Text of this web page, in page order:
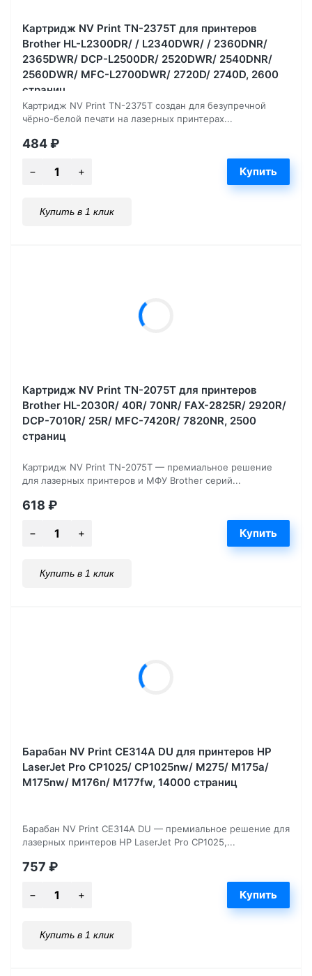
Картридж NV Print TN-2375T для принтеров
Brother HL-L2300DR/ / L2340DWR/ / 2360DNR/
2365DWR/ DCP-L2500DR/ 2520DWR/ 2540DNR/
2560DWR/ MFC-L2700DWR/ 2720D/ 2740D, 2600
страниц
Картридж NV Print TN-2375T создан для безупречной
чёрно-белой печати на лазерных принтерах...
484₽
Купить в 1 клик
Картридж NV Print TN-2075T для принтеров
Brother HL-2030R/ 40R/ 70NR/ FAX-2825R/ 2920R/
DCP-7010R/ 25R/ MFC-7420R/ 7820NR, 2500
страниц
Картридж NV Print TN-2075T — премиальное решение
для лазерных принтеров и МФУ Brother серий...
618 ₽
Купить в 1 клик
Барабан NV Print CE314A DU для принтеров HP
LaserJet Pro CP1025/ CP1025nw/ M275/ M175a/
M175nw/ M176n/ M177fw, 14000 страниц
Барабан NV Print CE314A DU — премиальное решение для
лазерных принтеров HP LaserJet Pro CP1025,...
757 ₽
Купить в 1 клик